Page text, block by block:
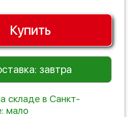
Купить
завтра
складе в Санкт-
мало